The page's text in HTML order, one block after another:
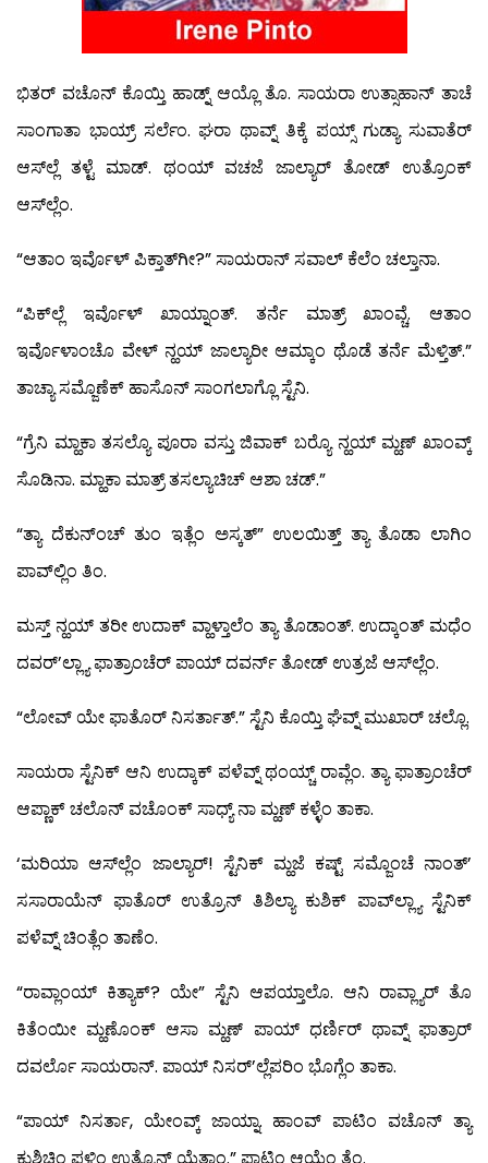
ಭಿತರ್ ವಚೊನ್ ಕೊಯ್ತಿ ಹಾಡ್ನ್ ಆಯ್ಲೊ ತೊ. ಸಾಯರಾ ಉತ್ಸಾಹಾನ್ ತಾಚೆ
ಸಾಂಗಾತಾ ಭಾಯ್ರ್ ಸರ್ಲೆಂ. ಘರಾ ಥಾವ್ನ್ ತಿಕ್ಕೆ ಪಯ್ಸ್ ಗುಡ್ಯಾ ಸುವಾತೆರ್
ಆಸ್‍ಲ್ಲೆ ತಳ್ಟೆ ಮಾಡ್. ಥಂಯ್ ವಚಜೆ ಜಾಲ್ಯಾರ್ ತೋಡ್ ಉತ್ರೊಂಕ್
ಆಸ್‍ಲ್ಲೆಂ.
“ಆತಾಂ ಇರ್ವೊಳ್ ಪಿಕ್ತಾತ್‍ಗೀ?” ಸಾಯರಾನ್ ಸವಾಲ್ ಕೆಲೆಂ ಚಲ್ತಾನಾ.
“ಪಿಕ್‍ಲ್ಲೆ ಇರ್ವೊಳ್ ಖಾಯ್ನಾಂತ್. ತರ್ನೆ ಮಾತ್ರ್ ಖಾಂವ್ಚೆ. ಆತಾಂ
ಇರ್ವೊಳಾಂಚೊ ವೇಳ್ ನ್ಹಯ್ ಜಾಲ್ಯಾರೀ ಆಮ್ಕಾಂ ಥೊಡೆ ತರ್ನೆ ಮೆಳ್ತಿತ್.”
ತಾಚ್ಯಾ ಸಮ್ಜೊಣೆಕ್ ಹಾಸೊನ್ ಸಾಂಗಲಾಗ್ಲೊ ಸ್ಟೆನಿ.
“ಗ್ರೆನಿ ಮ್ಹಾಕಾ ತಸಲ್ಯೊ ಪೂರಾ ವಸ್ತು ಜಿವಾಕ್ ಬರ್‍ಯೊ ನ್ಹಯ್ ಮ್ಹಣ್ ಖಾಂವ್ಕ್
ಸೊಡಿನಾ. ಮ್ಹಾಕಾ ಮಾತ್ರ್ ತಸಲ್ಯಾಚಿಚ್ ಆಶಾ ಚಡ್.”
“ತ್ಯಾ ದೆಕುನ್‍ಂಚ್ ತುಂ ಇತ್ಲೆಂ ಅಸ್ಕತ್” ಉಲಯಿತ್ತ್ ತ್ಯಾ ತೊಡಾ ಲಾಗಿಂ
ಪಾವ್‍ಲ್ಲಿಂ ತಿಂ.
ಮಸ್ತ್ ನ್ಹಯ್ ತರೀ ಉದಾಕ್ ವ್ಹಾಳ್ತಾಲೆಂ ತ್ಯಾ ತೊಡಾಂತ್. ಉದ್ಕಾಂತ್ ಮಧೆಂ
ದವರ್’ಲ್ಲ್ಯಾ ಫಾತ್ರಾಂಚೆರ್ ಪಾಯ್ ದವರ್ನ್ ತೋಡ್ ಉತ್ರಜೆ ಆಸ್‍ಲ್ಲೆಂ.
“ಲೋವ್ ಯೇ ಫಾತೊರ್ ನಿಸರ್ತಾತ್.” ಸ್ಟೆನಿ ಕೊಯ್ತಿ ಘೆವ್ನ್ ಮುಖಾರ್ ಚಲ್ಲೊ.
ಸಾಯರಾ ಸ್ಟೆನಿಕ್ ಆನಿ ಉದ್ಕಾಕ್ ಪಳೆವ್ನ್ ಥಂಯ್ಚ್ ರಾವ್ಲೆಂ. ತ್ಯಾ ಫಾತ್ರಾಂಚೆರ್
ಆಪ್ಣಾಕ್ ಚಲೊನ್ ವಚೊಂಕ್ ಸಾಧ್ಯ್ ನಾ ಮ್ಹಣ್ ಕಳ್ಳೆಂ ತಾಕಾ.
‘ಮರಿಯಾ ಆಸ್‍ಲ್ಲೆಂ ಜಾಲ್ಯಾರ್! ಸ್ಟೆನಿಕ್ ಮ್ಹಜೆ ಕಷ್ಟ್ ಸಮ್ಜೊಂಚೆ ನಾಂತ್’
ಸಸಾರಾಯೆನ್ ಫಾತೊರ್ ಉತ್ರೊನ್ ತಿಶಿಲ್ಯಾ ಕುಶಿಕ್ ಪಾವ್‍ಲ್ಲ್ಯಾ ಸ್ಟೆನಿಕ್
ಪಳೆವ್ನ್ ಚಿಂತ್ಲೆಂ ತಾಣೆಂ.
“ರಾವ್ಲಾಂಯ್ ಕಿತ್ಯಾಕ್? ಯೇ” ಸ್ಟೆನಿ ಆಪಯ್ತಾಲೊ. ಆನಿ ರಾವ್ಲ್ಯಾರ್ ತೊ
ಕಿತೆಂಯೀ ಮ್ಹಣೊಂಕ್ ಆಸಾ ಮ್ಹಣ್ ಪಾಯ್ ಧರ್ಣಿರ್ ಥಾವ್ನ್ ಫಾತ್ರಾರ್
ದವರ್ಲೊ ಸಾಯರಾನ್. ಪಾಯ್ ನಿಸರ್’ಲ್ಲೆಪರಿಂ ಭೊಗ್ಲೆಂ ತಾಕಾ.
“ಪಾಯ್ ನಿಸರ್ತಾ, ಯೇಂವ್ಕ್ ಜಾಯ್ನಾ. ಹಾಂವ್ ಪಾಟಿಂ ವಚೊನ್ ತ್ಯಾ
ಕುಶಿಚಿಂ ಫಳಿಂ ಉತ್ರೊನ್ ಯೆತಾಂ.” ಪಾಟಿಂ ಆಯ್ಲೆಂ ತೆಂ.